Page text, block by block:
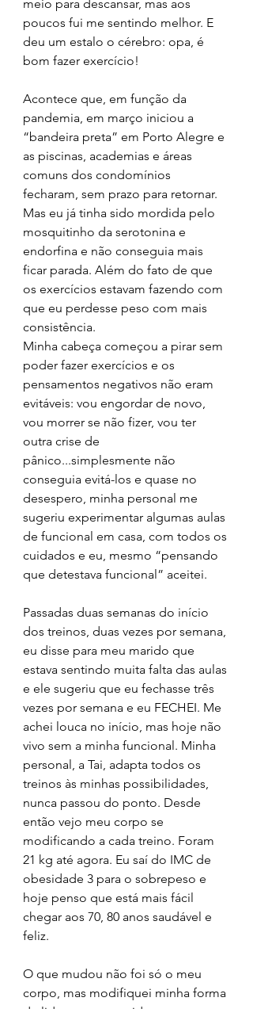
meio para descansar, mas aos
poucos fui me sentindo melhor. E
deu um estalo o cérebro: opa, é
bom fazer exercício!
Acontece que, em função da
pandemia, em março iniciou a
“bandeira preta” em Porto Alegre e
as piscinas, academias e áreas
comuns dos condomínios
fecharam, sem prazo para retornar.
Mas eu já tinha sido mordida pelo
mosquitinho da serotonina e
endorfina e não conseguia mais
ficar parada. Além do fato de que
os exercícios estavam fazendo com
que eu perdesse peso com mais
consistência.
Minha cabeça começou a pirar sem
poder fazer exercícios e os
pensamentos negativos não eram
evitáveis: vou engordar de novo,
vou morrer se não fizer, vou ter
outra crise de
pânico...simplesmente não
conseguia evitá-los e quase no
desespero, minha personal me
sugeriu experimentar algumas aulas
de funcional em casa, com todos os
cuidados e eu, mesmo “pensando
que detestava funcional” aceitei.
Passadas duas semanas do início
dos treinos, duas vezes por semana,
eu disse para meu marido que
estava sentindo muita falta das aulas
e ele sugeriu que eu fechasse três
vezes por semana e eu FECHEI. Me
achei louca no início, mas hoje não
vivo sem a minha funcional. Minha
personal, a Tai, adapta todos os
treinos às minhas possibilidades,
nunca passou do ponto. Desde
então vejo meu corpo se
modificando a cada treino. Foram
21 kg até agora. Eu saí do IMC de
obesidade 3 para o sobrepeso e
hoje penso que está mais fácil
chegar aos 70, 80 anos saudável e
feliz.
O que mudou não foi só o meu
corpo, mas modifiquei minha forma